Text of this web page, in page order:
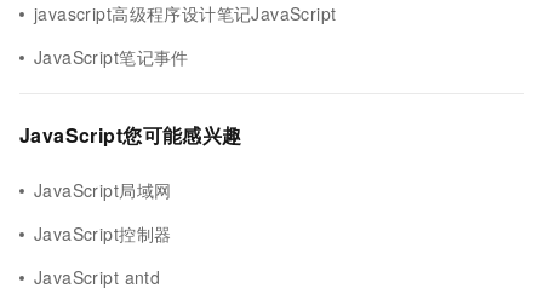
javascript高级程序设计笔记JavaScript
JavaScript笔记事件
JavaScript您可能感兴趣
JavaScript局域网
JavaScript控制器
JavaScript antd